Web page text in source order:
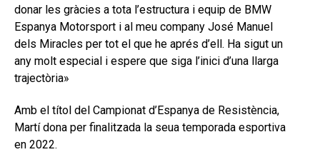
donar les gràcies a tota l’estructura i equip de BMW
Espanya Motorsport i al meu company José Manuel
dels Miracles per tot el que he aprés d’ell. Ha sigut un
any molt especial i espere que siga l’inici d’una llarga
trajectòria»
Amb el títol del Campionat d’Espanya de Resistència,
Martí dona per finalitzada la seua temporada esportiva
en 2022.